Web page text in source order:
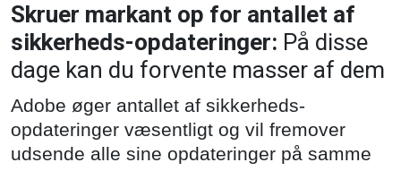
Skruer markant op for antallet af
sikkerheds-opdateringer: På disse
dage kan du forvente masser af dem
Adobe øger antallet af sikkerheds-
opdateringer væsentligt og vil fremover
udsende alle sine opdateringer på samme